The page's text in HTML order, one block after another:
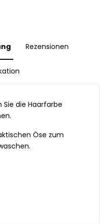
Rezensionen
die Haarfarbe
Öse zum